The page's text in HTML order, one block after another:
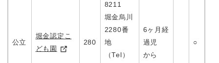
公立
堀金認定こ
ども園
280
8211
堀金烏川
2280番
地
（Tel）
6ヶ月経
過児
から
○